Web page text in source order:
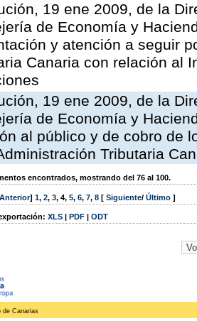
19 ene 2009, de la
de Economía y
y atención a seguir
Canaria con relación al
19 ene 2009, de la
de Economía y
al público y de cobro de
Tributaria
encontrados, mostrando del 76 al 100.
Anterior] 1, 2, 3, 4, 5, 6, 7, 8 [ Siguiente/ Último ]
XLS | PDF | ODT
de Canarias